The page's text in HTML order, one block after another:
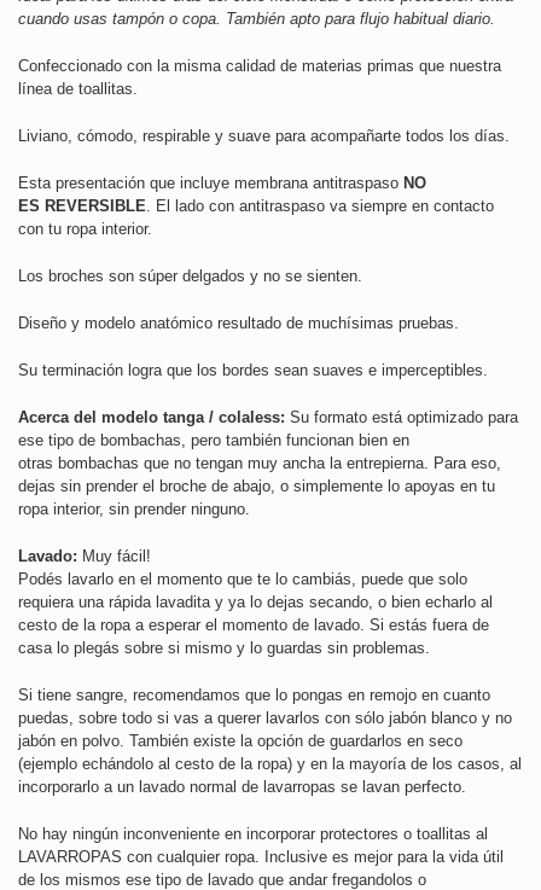
cuando usas tampón o copa. También apto para flujo habitual diario.
Confeccionado con la misma calidad de materias primas que nuestra
línea de toallitas.
Liviano, cómodo, respirable y suave para acompañarte todos los días.
Esta presentación que incluye membrana antitraspaso NO
ES REVERSIBLE . El lado con antitraspaso va siempre en contacto
con tu ropa interior.
Los broches son súper delgados y no se sienten.
Diseño y modelo anatómico resultado de muchísimas pruebas.
Su terminación logra que los bordes sean suaves e imperceptibles.
Acerca del modelo tanga / colaless: Su formato está optimizado para
ese tipo de bombachas, pero también funcionan bien en
otras bombachas que no tengan muy ancha la entrepierna. Para eso,
dejas sin prender el broche de abajo, o simplemente lo apoyas en tu
ropa interior, sin prender ninguno.
Lavado: Muy fácil!
Podés lavarlo en el momento que te lo cambiás, puede que solo
requiera una rápida lavadita y ya lo dejas secando, o bien echarlo al
cesto de la ropa a esperar el momento de lavado. Si estás fuera de
casa lo plegás sobre si mismo y lo guardas sin problemas.
Si tiene sangre, recomendamos que lo pongas en remojo en cuanto
puedas, sobre todo si vas a querer lavarlos con sólo jabón blanco y no
jabón en polvo. También existe la opción de guardarlos en seco
(ejemplo echándolo al cesto de la ropa) y en la mayoría de los casos, al
incorporarlo a un lavado normal de lavarropas se lavan perfecto.
No hay ningún inconveniente en incorporar protectores o toallitas al
LAVARROPAS con cualquier ropa. Inclusive es mejor para la vida útil
de los mismos ese tipo de lavado que andar fregandolos o